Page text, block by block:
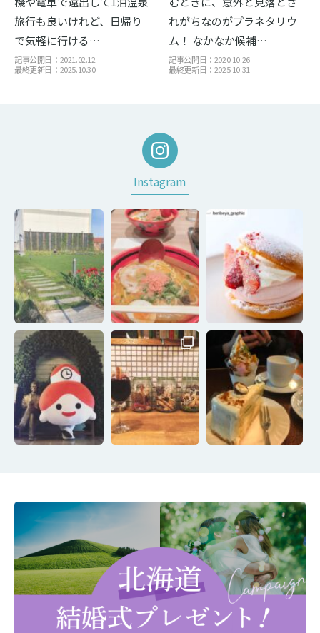
旅行も良いけれど、日帰り
で気軽に行ける…
記事公開日：2021.02.12
最終更新日：2025.10.30
れがちなのがプラネタリウ
ム！ なかなか候補…
記事公開日：2020.10.26
最終更新日：2025.10.31
Instagram